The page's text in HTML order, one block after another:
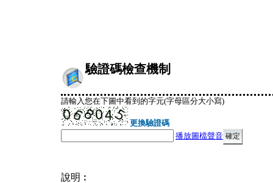
驗證碼檢查機制
請輸入您在下圖中看到的字元(字母區分大小寫)
更換驗證碼
播放圖檔聲音
說明︰